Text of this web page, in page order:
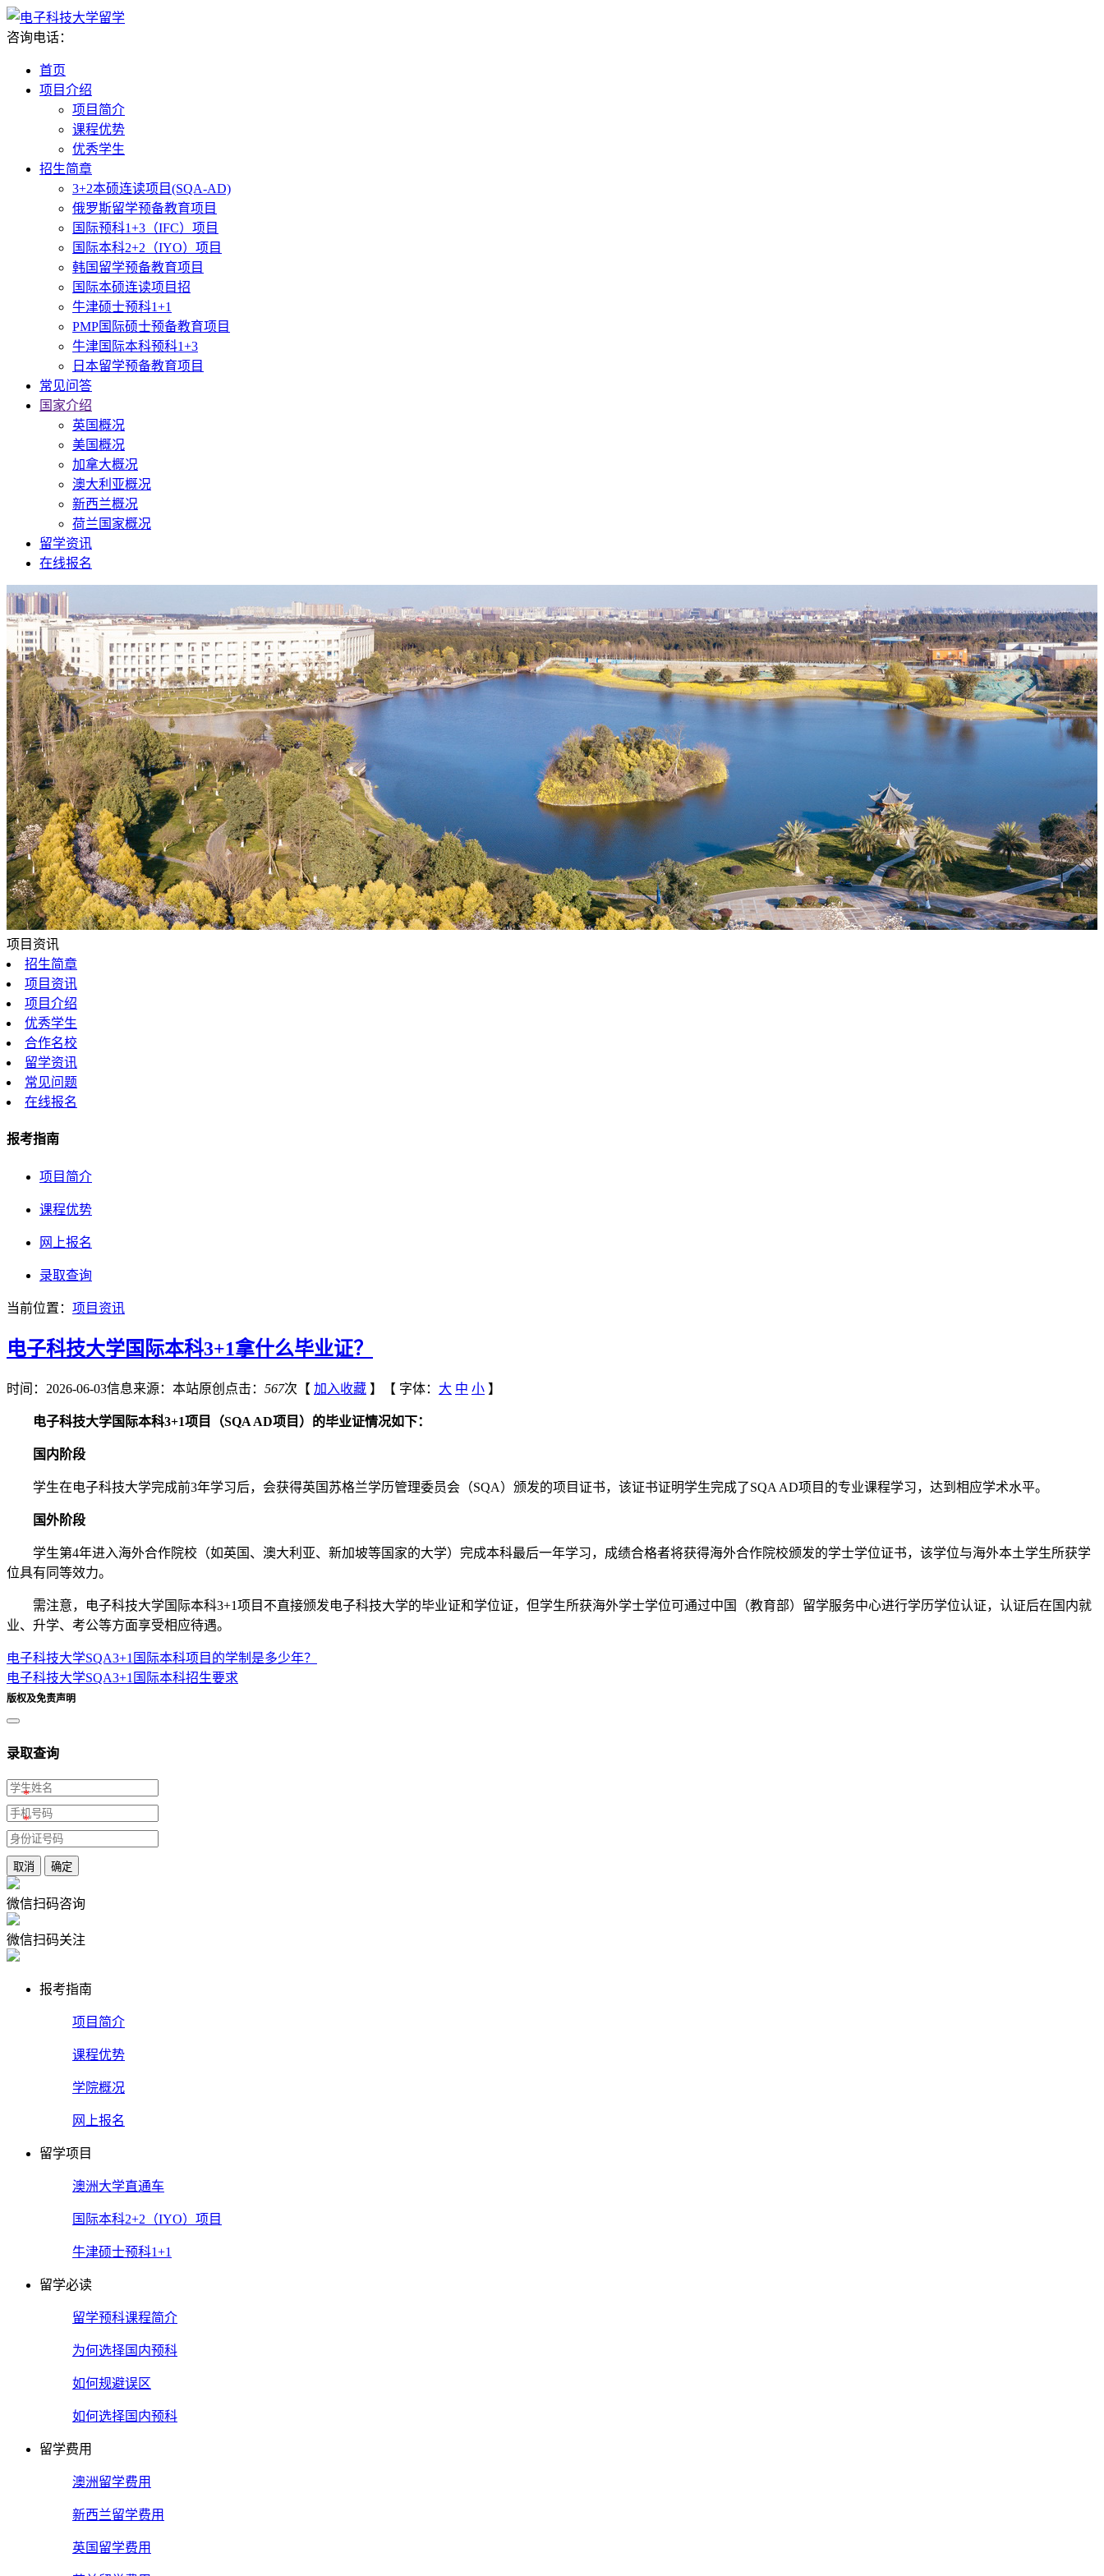
咨询电话：
首页
项目介绍
项目简介
课程优势
优秀学生
招生简章
3+2本硕连读项目(SQA-AD)
俄罗斯留学预备教育项目
国际预科1+3（IFC）项目
国际本科2+2（IYO）项目
韩国留学预备教育项目
国际本硕连读项目招
牛津硕士预科1+1
PMP国际硕士预备教育项目
牛津国际本科预科1+3
日本留学预备教育项目
常见问答
国家介绍
英国概况
美国概况
加拿大概况
澳大利亚概况
新西兰概况
荷兰国家概况
留学资讯
在线报名
项目资讯
招生简章
项目资讯
项目介绍
优秀学生
合作名校
留学资讯
常见问题
在线报名
报考指南
项目简介
课程优势
网上报名
录取查询
当前位置： 项目资讯
电子科技大学国际本科3+1拿什么毕业证？
时间：2026-06-03信息来源：本站原创 点击： 567次 【 加入收藏 】【 字体： 大 中 小 】
电子科技大学国际本科3+1项目（SQA AD项目）的毕业证情况如下：
国内阶段
学生在电子科技大学完成前3年学习后，会获得英国苏格兰学历管理委员会（SQA）颁发的项目证书，该证书证明学生完成了SQA AD项目的专业课程学习，达到相应学术水平。
国外阶段
学生第4年进入海外合作院校（如英国、澳大利亚、新加坡等国家的大学）完成本科最后一年学习，成绩合格者将获得海外合作院校颁发的学士学位证书，该学位与海外本土学生所获学
位具有同等效力。
需注意，电子科技大学国际本科3+1项目不直接颁发电子科技大学的毕业证和学位证，但学生所获海外学士学位可通过中国（教育部）留学服务中心进行学历学位认证，认证后在国内就
业、升学、考公等方面享受相应待遇。
电子科技大学SQA3+1国际本科项目的学制是多少年？
电子科技大学SQA3+1国际本科招生要求
版权及免责声明
录取查询
*
*
取消 确定
微信扫码咨询
微信扫码关注
报考指南
项目简介
课程优势
学院概况
网上报名
留学项目
澳洲大学直通车
国际本科2+2（IYO）项目
牛津硕士预科1+1
留学必读
留学预科课程简介
为何选择国内预科
如何规避误区
如何选择国内预科
留学费用
澳洲留学费用
新西兰留学费用
英国留学费用